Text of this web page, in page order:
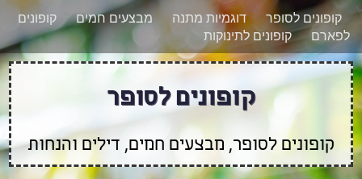
רוצים להישאר מעודכנים לגבי קופונים חדשים?
הצטרפו אלינו גם
בוואטסאפ
קופונים לסופר דוגמיות מתנה מבצעים חמים
קופונים
לפארם
קופונים לתינוקות
קופונים לסופר
קופונים לסופר, מבצעים חמים, דילים והנחות